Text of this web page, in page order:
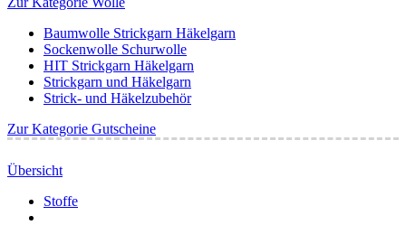
Baumwolle Strickgarn Häkelgarn
Sockenwolle Schurwolle
HIT Strickgarn Häkelgarn
Strickgarn und Häkelgarn
Strick- und Häkelzubehör
Zur Kategorie Gutscheine
Übersicht
Stoffe